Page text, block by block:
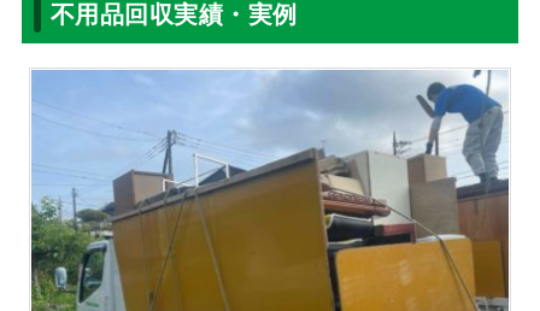
不用品回収実績・実例